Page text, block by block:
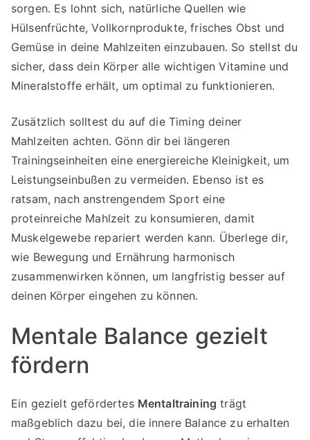
sorgen. Es lohnt sich, natürliche Quellen wie
Hülsenfrüchte, Vollkornprodukte, frisches Obst und
Gemüse in deine Mahlzeiten einzubauen. So stellst du
sicher, dass dein Körper alle wichtigen Vitamine und
Mineralstoffe erhält, um optimal zu funktionieren.
Zusätzlich solltest du auf die Timing deiner
Mahlzeiten achten. Gönn dir bei längeren
Trainingseinheiten eine energiereiche Kleinigkeit, um
Leistungseinbußen zu vermeiden. Ebenso ist es
ratsam, nach anstrengendem Sport eine
proteinreiche Mahlzeit zu konsumieren, damit
Muskelgewebe repariert werden kann. Überlege dir,
wie Bewegung und Ernährung harmonisch
zusammenwirken können, um langfristig besser auf
deinen Körper eingehen zu können.
Mentale Balance gezielt
fördern
Ein gezielt gefördertes Mentaltraining trägt
maßgeblich dazu bei, die innere Balance zu erhalten